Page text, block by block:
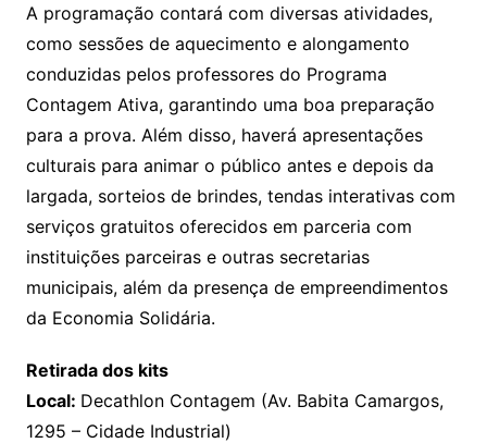
A programação contará com diversas atividades,
como sessões de aquecimento e alongamento
conduzidas pelos professores do Programa
Contagem Ativa, garantindo uma boa preparação
para a prova. Além disso, haverá apresentações
culturais para animar o público antes e depois da
largada, sorteios de brindes, tendas interativas com
serviços gratuitos oferecidos em parceria com
instituições parceiras e outras secretarias
municipais, além da presença de empreendimentos
da Economia Solidária.
Retirada dos kits
Local: Decathlon Contagem (Av. Babita Camargos,
1295 – Cidade Industrial)